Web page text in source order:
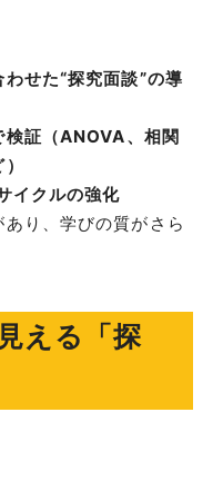
せた“探究面談”の導
検証（ANOVA、相関
イクルの強化
り、学びの質がさら
える「探